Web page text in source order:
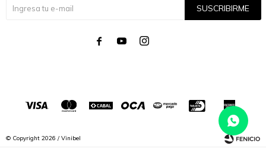
SUSCRIBIRME
  
© Copyright 2026 / Vinibel